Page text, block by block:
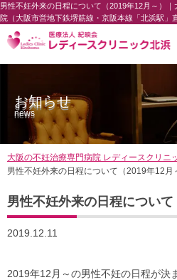
男性不妊外来の日程について（2019年12月～）
院（大阪市営地下鉄堺筋線・京阪本線「北浜駅」
お知らせ
news
大阪の不妊治療専門病院 レディースクリニ
男性不妊外来の日程について（2019年12月
男性不妊外来の日程について
2019.12.11
2019年12月～の男性不妊の日程が決